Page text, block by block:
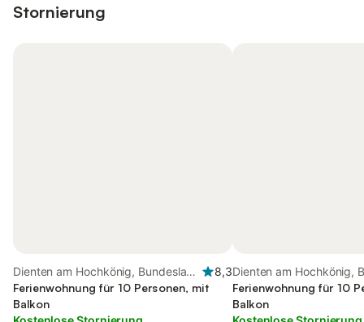
Stornierung
Dienten am Hochkönig, Bundesland
Salzburg
8,3
Ferienwohnung für 10 Personen, mit
Balkon
Dienten am Hochkönig,
Salzburg
Ferienwohnung für 10
Balkon